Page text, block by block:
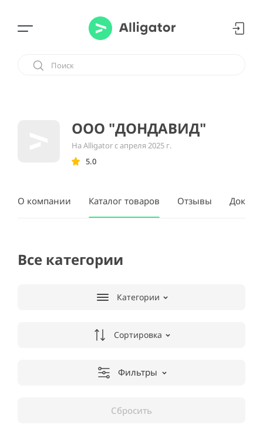
ООО "ДОНДАВИД"
На Alligator с апреля 2025 г.
5.0
О компании Каталог товаров Отзывы
Все категории
Категории
Сортировка
Фильтры
Сбросить